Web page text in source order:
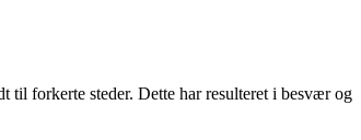
til forkerte steder. Dette har resulteret i besvær og